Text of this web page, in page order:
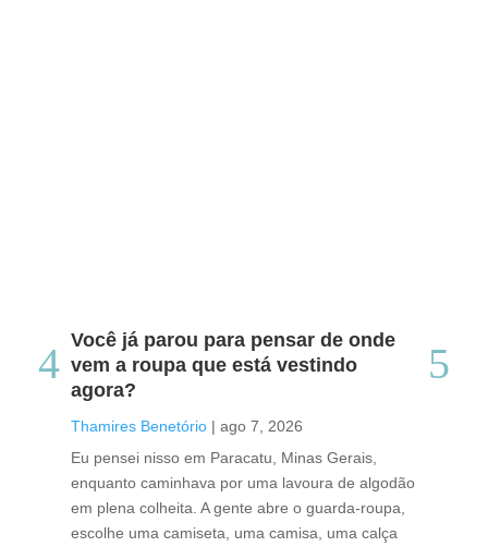
Você já parou para pensar de onde
vem a roupa que está vestindo
agora?
Thamires Benetório | ago 7, 2026
Eu pensei nisso em Paracatu, Minas Gerais,
enquanto caminhava por uma lavoura de algodão
em plena colheita. A gente abre o guarda-roupa,
escolhe uma camiseta, uma camisa, uma calça